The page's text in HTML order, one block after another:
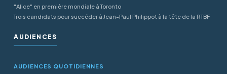
"Alice" en première mondiale à Toronto
Trois candidats pour succéder à Jean-Paul Philippot à la tête de la RTBF
AUDIENCES
AUDIENCES QUOTIDIENNES